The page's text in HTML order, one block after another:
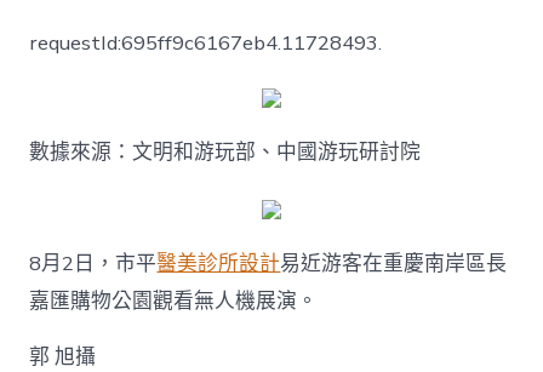
經
濟，
JIUYI
間
設
requestId:695ff9c6167eb4.11728493.
數據來源：文明和游玩部、中國游玩研討院
8月2日，市平醫美診所設計易近游客在重慶南岸區長
嘉匯購物公園觀看無人機展演。
郭 旭攝